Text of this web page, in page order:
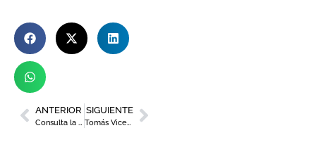
ANTERIOR
Consulta la programación de la 30 edición de La Mar de Músicas
SIGUIENTE
Tomás Vicente (Gran Pez 2025): “Murcia es una ciudad muy cardiosaludable porque es muy afectiva”